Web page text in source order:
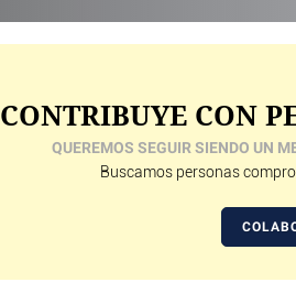
CONTRIBUYE CON
QUEREMOS SEGUIR SIENDO UN
Buscamos personas